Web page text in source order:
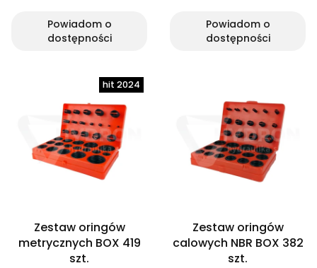
Powiadom o
dostępności
Powiadom o
dostępności
Zestaw oringów
metrycznych BOX 419
szt.
Zestaw oringów
calowych NBR BOX 382
szt.